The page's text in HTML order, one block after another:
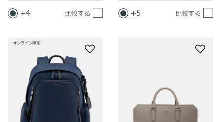
4 比較する 5 比較する
オンライン限定